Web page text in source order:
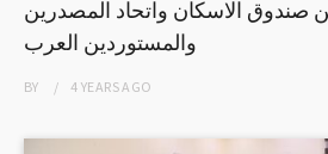
صندوق الاسكان واتحاد المصدرين
والمستوردين العرب
BY 4 YEARSAGO